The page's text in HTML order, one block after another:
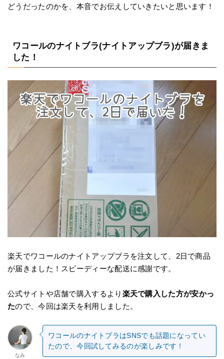
どうだったのかを、本音でお伝えしていきたいと思います！
ワコールのナイトブラ(ナイトアップブラ)が届きま
した！
楽天でワコールのナイトアップブラを注文して、2日で商品
が届きました！スピーディーな配送に感謝です。
公式サイトや店舗で購入するより 楽天で購入した方が安かっ
たので、今回は楽天を利用しました。
なみ
ワコールのナイトブラはSNSでも話題になってい
たので、今回試してみるのが楽しみです！